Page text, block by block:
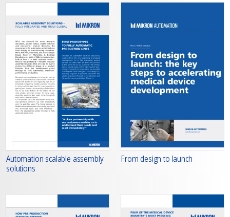
Automation scalable assembly
solutions
From design to launch